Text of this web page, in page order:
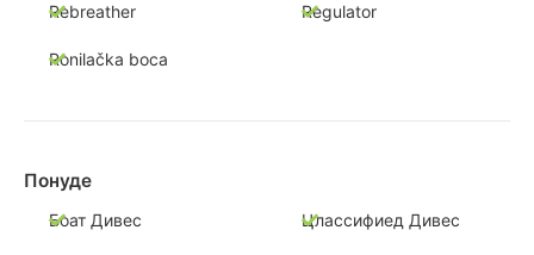
Rebreather Regulator
Ronilačka boca
Понуде
Боат Дивес Цлассифиед Дивес